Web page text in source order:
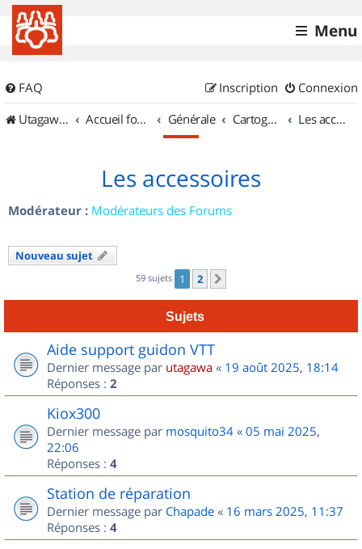
Menu
FAQ Connexion
Inscription
UtagawaVTT (Randos VTT et VTTAE avec traces GPS)
Accueil forum Générale Cartographie et GPS Les accessoires
Les accessoires
Modérateur : Modérateurs des Forums
Nouveau sujet
59 sujets 1 2
Sujets
Aide support guidon VTT
Dernier message par utagawa « 19 août 2025, 18:14
Réponses : 2
Kiox300
Dernier message par mosquito34 « 05 mai 2025,
22:06
Réponses : 4
Station de réparation
Dernier message par Chapade « 16 mars 2025, 11:37
Réponses : 4